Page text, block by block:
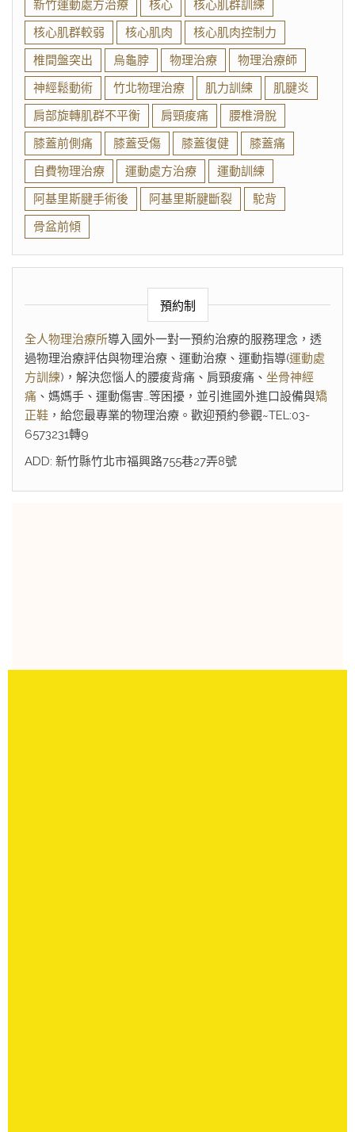
新竹運動處方治療 核心
核心肌群訓練
核心肌群較弱
核心肌肉
核心肌肉控制力
椎間盤突出
烏龜脖 物理治療
物理治療師
神經鬆動術
竹北物理治療 肌力訓練
肌腱炎
肩部旋轉肌群不平衡
肩頸痠痛
腰椎滑脫
膝蓋前側痛
膝蓋受傷 膝蓋復健
膝蓋痛
自費物理治療
運動處方治療
運動訓練
阿基里斯腱手術後
阿基里斯腱斷裂
駝背
骨盆前傾
預約制
全人物理治療所導入國外一對一預約治療的服務理念，透
過物理治療評估與物理治療、運動治療、運動指導(運動處
方訓練)，解決您惱人的腰痠背痛、肩頸痠痛、 坐骨神經
痛 、媽媽手、運動傷害…等困擾，並引進國外進口設備與矯
正鞋 ，給您最專業的物理治療。歡迎預約參觀~TEL:03-
6573231轉9
ADD: 新竹縣竹北市福興路755巷27弄8號